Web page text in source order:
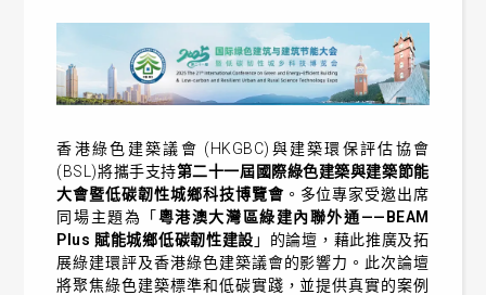
香港綠色建築議會 (HKGBC)與建築環保評估協會
(BSL)將攜手支持第二十一屆國際綠色建築與建築節能
大會暨低碳韌性城鄉科技博覽會。多位專家受邀出席
同場主題為「 粵港澳大灣區綠建內聯外通——BEAM
Plus 賦能城鄉低碳韌性建設 」的論壇，藉此推廣及拓
展綠建環評及香港綠色建築議會的影響力。此次論壇
將聚焦綠色建築標準和低碳實踐，並提供真實的案例